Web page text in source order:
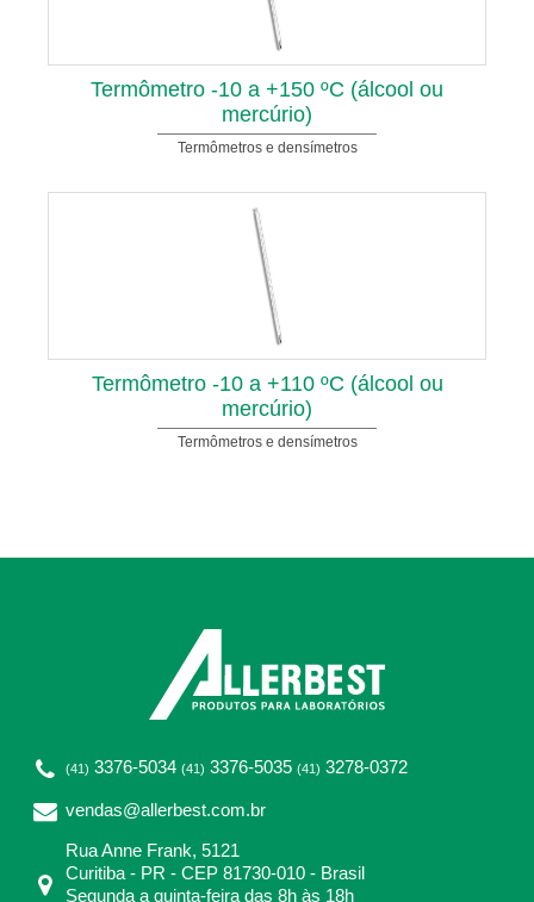
Termômetro -10 a +150 ºC (álcool ou
mercúrio)
Termômetros e densímetros
Termômetro -10 a +110 ºC (álcool ou
mercúrio)
Termômetros e densímetros
(41) 3376-5034 (41) 3376-5035 (41) 3278-0372
vendas@allerbest.com.br
Rua Anne Frank, 5121
Curitiba - PR - CEP 81730-010 - Brasil
Segunda a quinta-feira das 8h às 18h